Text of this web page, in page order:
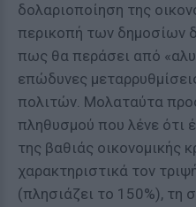
δολαριοποίηση της
περικοπή των δημοσίων
πως θα περάσει από
επώδυνες
πολιτών. Μολαταύτα
πληθυσμού που λένε ότι
της βαθιάς οικονομικής
χαρακτηριστικά τον
(πλησιάζει το 150%), τη